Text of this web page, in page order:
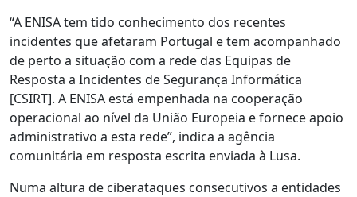
“A ENISA tem tido conhecimento dos recentes
incidentes que afetaram Portugal e tem acompanhado
de perto a situação com a rede das Equipas de
Resposta a Incidentes de Segurança Informática
[CSIRT]. A ENISA está empenhada na cooperação
operacional ao nível da União Europeia e fornece apoio
administrativo a esta rede”, indica a agência
comunitária em resposta escrita enviada à Lusa.
Numa altura de ciberataques consecutivos a entidades